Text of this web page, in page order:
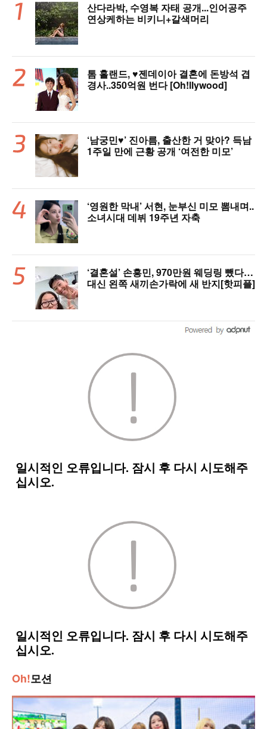
산다라박, 수영복 자태 공개...인어공주
연상케하는 비키니+갈색머리
톰 홀랜드, ♥︎젠데이아 결혼에 돈방석 겹
경사..350억원 번다 [Oh!llywood]
‘남궁민♥’ 진아름, 출산한 거 맞아? 득남
1주일 만에 근황 공개 ‘여전한 미모’
‘영원한 막내’ 서현, 눈부신 미모 뽐내며..
소녀시대 데뷔 19주년 자축
‘결혼설’ 손흥민, 970만원 웨딩링 뺐다…
대신 왼쪽 새끼손가락에 새 반지[핫피플]
Oh!모션